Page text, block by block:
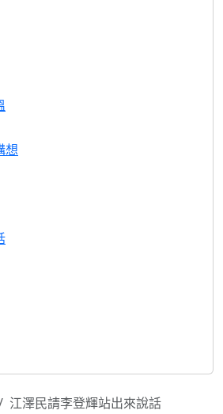
想
江澤民請李登輝站出來說話